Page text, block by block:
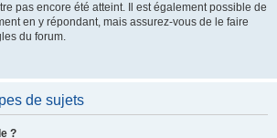
pas encore été atteint. Il est également possible de
en y répondant, mais assurez-vous de le faire
du forum.
de sujets
?